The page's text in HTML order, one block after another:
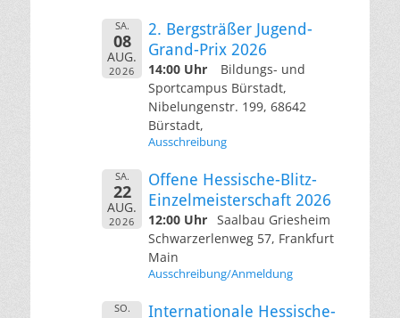
SA.
08
AUG.
2026
2. Bergsträßer Jugend-
Grand-Prix 2026
14:00 Uhr
Bildungs- und
Sportcampus Bürstadt,
Nibelungenstr. 199, 68642
Bürstadt,
Ausschreibung
SA.
22
AUG.
2026
Offene Hessische-Blitz-
Einzelmeisterschaft 2026
12:00 Uhr Saalbau Griesheim
Schwarzerlenweg 57, Frankfurt
Main
Ausschreibung/Anmeldung
SO. Internationale Hessische-